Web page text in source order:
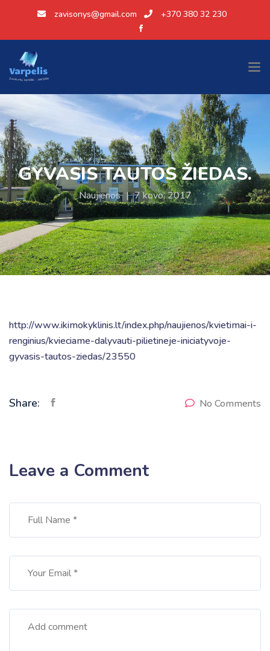
zavisonys@gmail.com +370 380 32 230
GYVASIS TAUTOS ŽIEDAS.
Naujienos | 7 kovo, 2017
http://www.ikimokyklinis.lt/index.php/naujienos/kvietimai-i-
renginius/kvieciame-dalyvauti-pilietineje-iniciatyvoje-
gyvasis-tautos-ziedas/23550
Share: No Comments
Leave a Comment